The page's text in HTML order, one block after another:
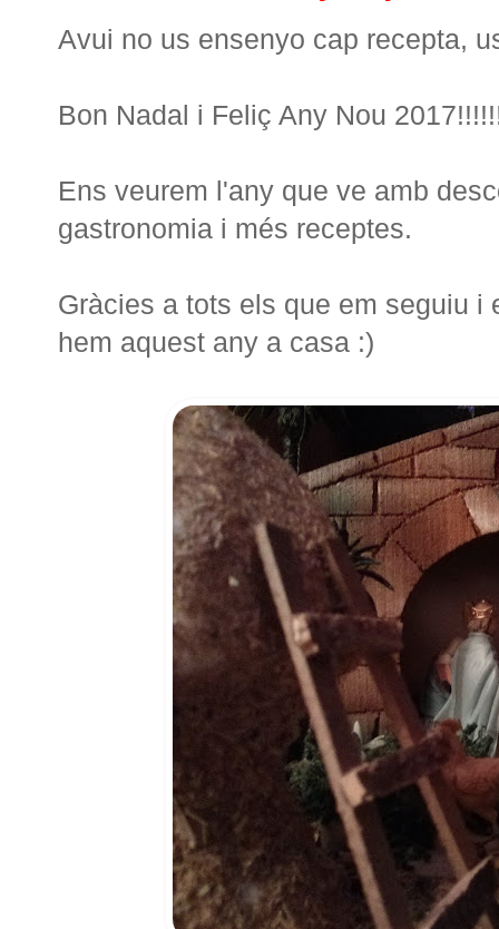
Avui no us ensenyo cap recepta,
Bon Nadal i Feliç Any Nou
Ens veurem l'any que ve amb
gastronomia i més receptes.
Gràcies a tots els que em seguiu
hem aquest any a casa :)